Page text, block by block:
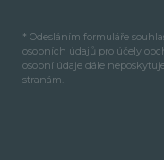
* Odesláním formuláře
osobních údajů pro účely
osobní údaje dále
stranám.